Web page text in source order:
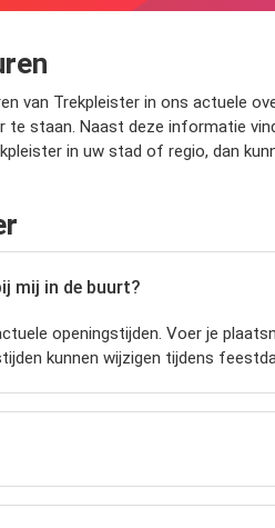
van Trekpleister in ons actuele
staan. Naast deze informatie
in uw stad of regio, dan
mij in de buurt?
openingstijden. Voer je
kunnen wijzigen tijdens